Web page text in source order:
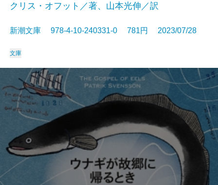
クリス・オフット／著、山本光伸／訳
新潮文庫 978-4-10-240331-0 781円 2023/07/28
文庫